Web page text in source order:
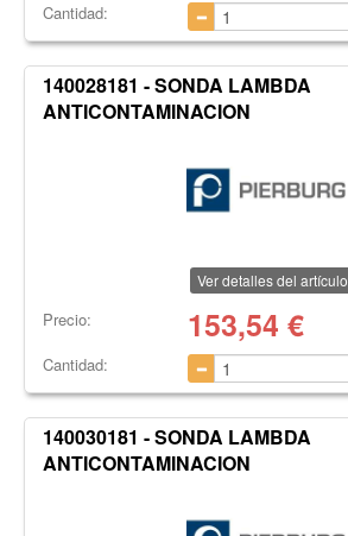
Cantidad:
140028181 - SONDA LAMBDA
ANTICONTAMINACION
Ver detalles del artículo
Precio: 153,54 €
Cantidad:
140030181 - SONDA LAMBDA
ANTICONTAMINACION